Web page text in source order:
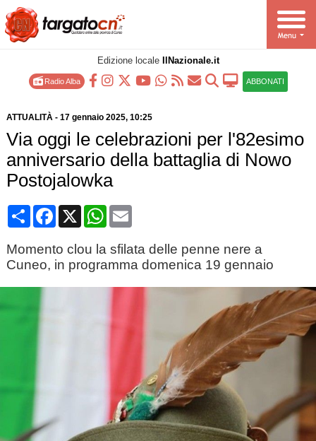
Edizione locale IlNazionale.it
Radio Alba ABBONATI
ATTUALITÀ- 17 gennaio 2025, 10:25
Via oggi le celebrazioni per l'82esimo
anniversario della battaglia di Nowo
Postojalowka
CondividiFacebook
X WhatsApp
Email
Momento clou la sfilata delle penne nere a
Cuneo, in programma domenica 19 gennaio